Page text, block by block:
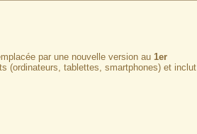
par une nouvelle version au 1er
(ordinateurs, tablettes, smartphones) et inclut